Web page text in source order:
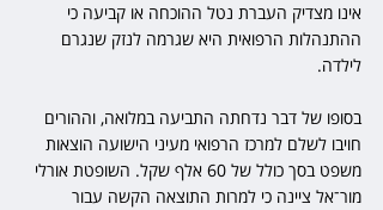
אינו מצדיק העברת נטל ההוכחה או קביעה כי
ההתנהלות הרפואית היא שגרמה לנזק שנגרם
לילדה.
בסופו של דבר נדחתה התביעה במלואה, וההורים
חויבו לשלם למרכז הרפואי מעיני הישועה הוצאות
משפט בסך כולל של 60 אלף שקל. השופטת אורלי
מור־אל ציינה כי למרות התוצאה הקשה עבור